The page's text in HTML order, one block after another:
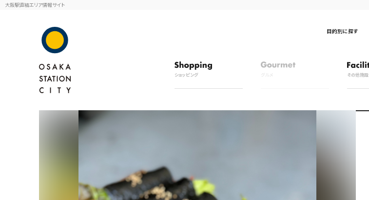
大阪駅直結エリア情報サイト
目的別に探す
ショッピング その他施設